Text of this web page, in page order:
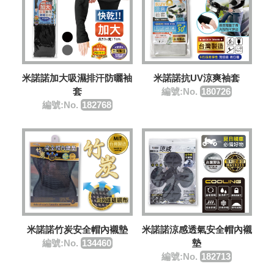
米諾諾加大吸濕排汗防曬袖
套
編號:No. 182768
米諾諾抗UV涼爽袖套
編號:No. 180726
米諾諾竹炭安全帽內襯墊
編號:No. 134460
米諾諾涼感透氣安全帽內襯
墊
編號:No. 182713